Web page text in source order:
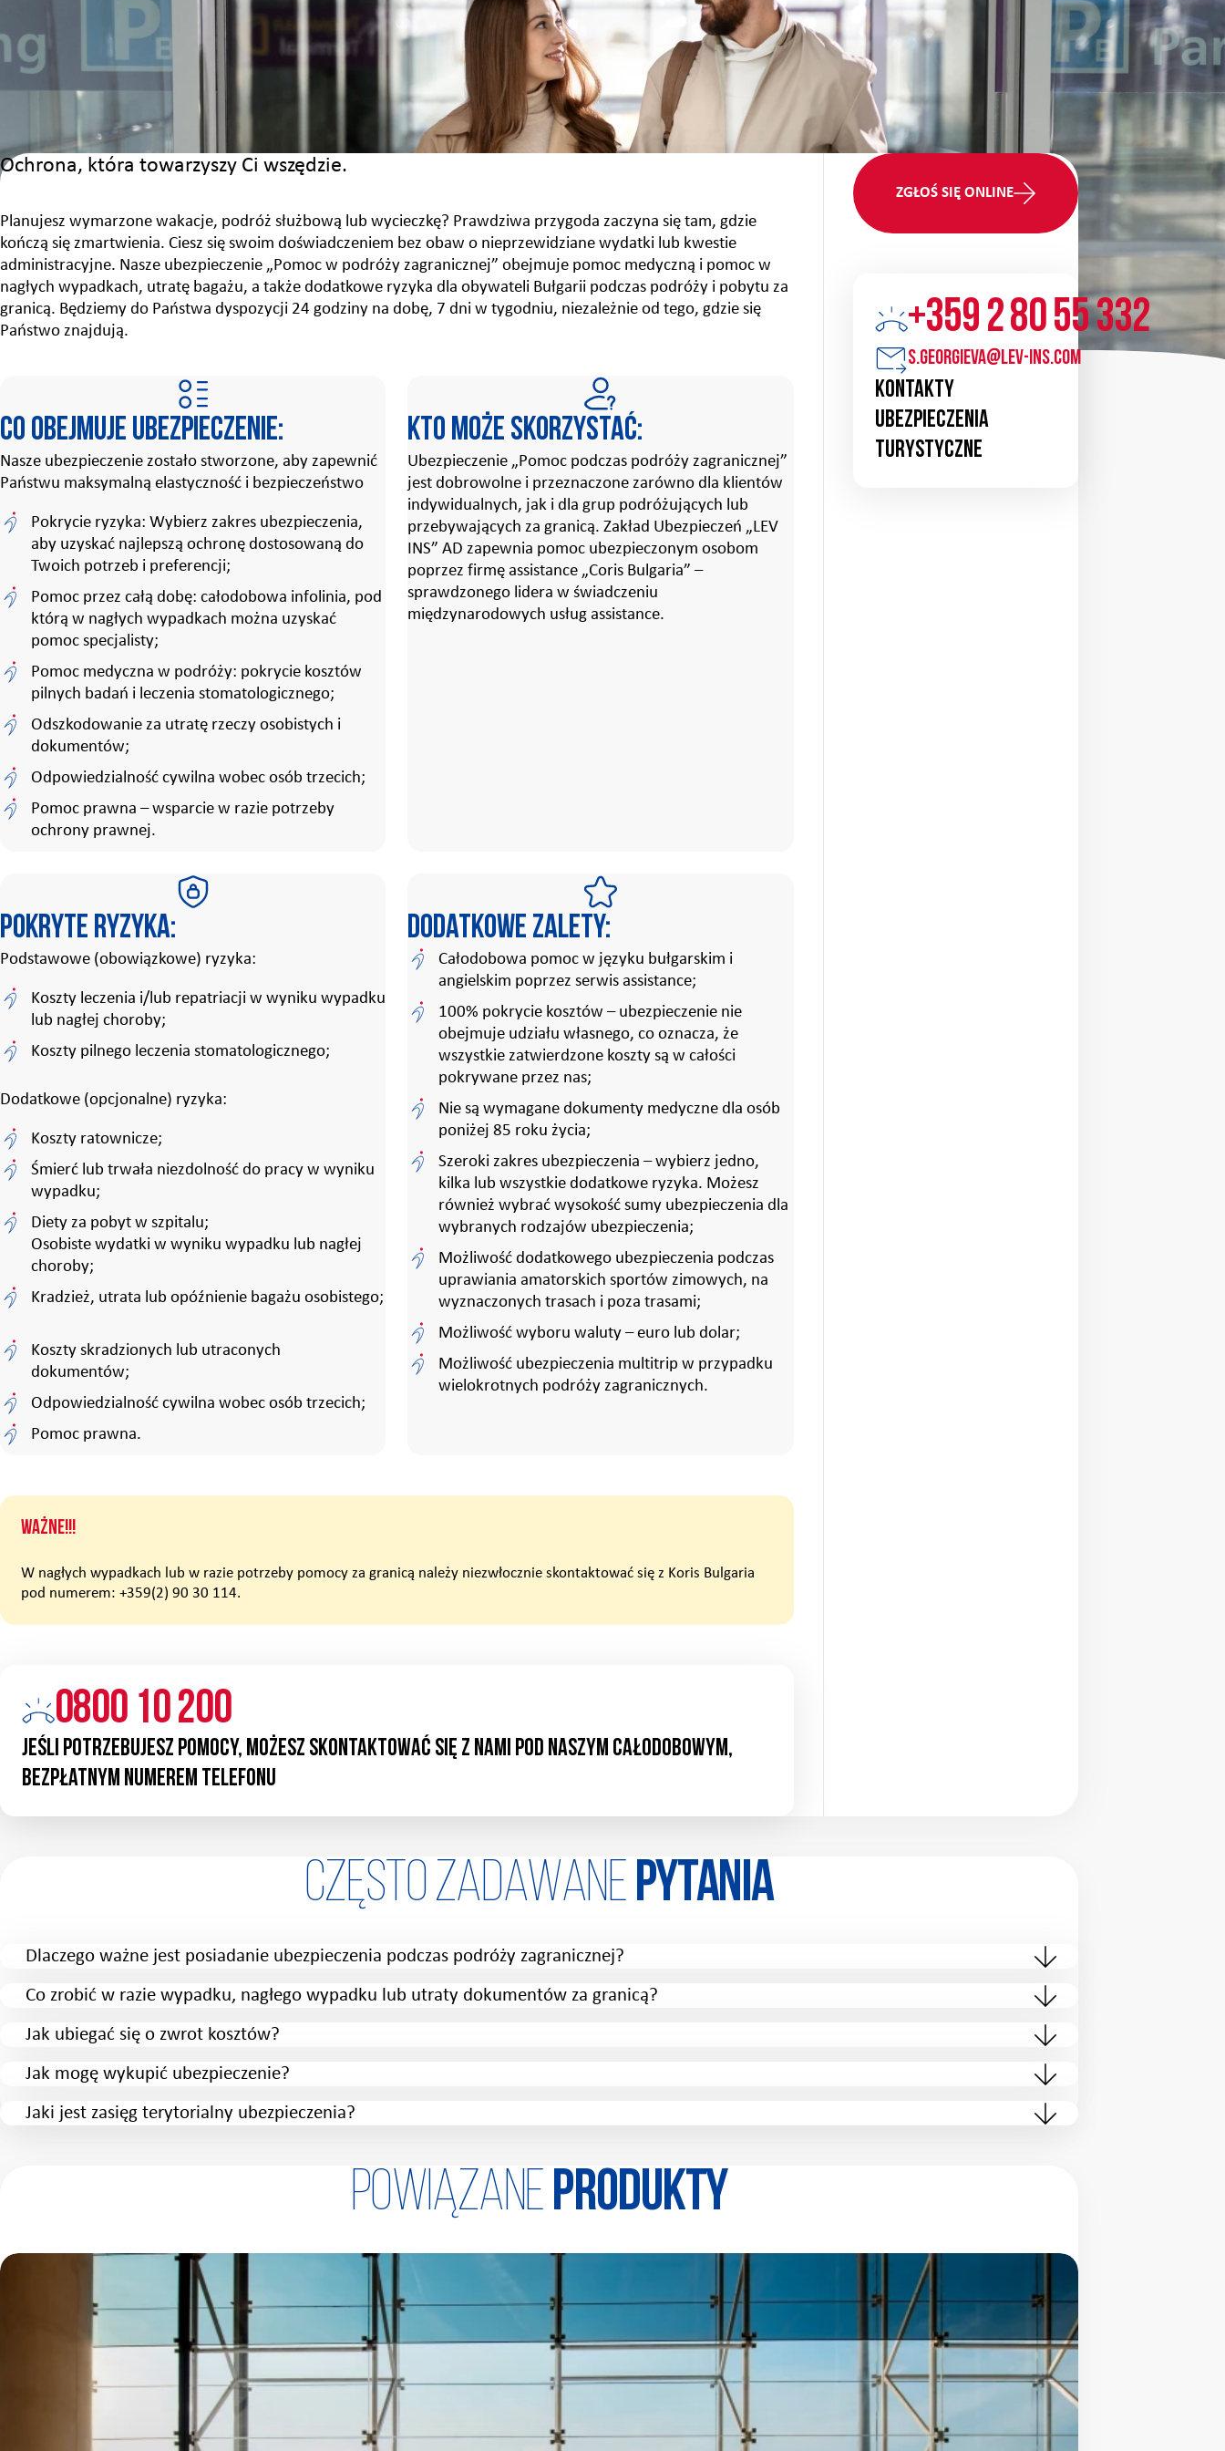
Ochrona, która towarzyszy Ci wszędzie.
Planujesz wymarzone wakacje, podróż służbową lub wycieczkę? Prawdziwa przygoda zaczyna się tam, gdzie
kończą się zmartwienia. Ciesz się swoim doświadczeniem bez obaw o nieprzewidziane wydatki lub kwestie
administracyjne. Nasze ubezpieczenie „Pomoc w podróży zagranicznej” obejmuje pomoc medyczną i pomoc w
nagłych wypadkach, utratę bagażu, a także dodatkowe ryzyka dla obywateli Bułgarii podczas podróży i pobytu za
granicą. Będziemy do Państwa dyspozycji 24 godziny na dobę, 7 dni w tygodniu, niezależnie od tego, gdzie się
Państwo znajdują.
Co obejmuje ubezpieczenie:
Nasze ubezpieczenie zostało stworzone, aby zapewnić
Państwu maksymalną elastyczność i bezpieczeństwo
Pokrycie ryzyka: Wybierz zakres ubezpieczenia,
aby uzyskać najlepszą ochronę dostosowaną do
Twoich potrzeb i preferencji;
Pomoc przez całą dobę: całodobowa infolinia, pod
którą w nagłych wypadkach można uzyskać
pomoc specjalisty;
Pomoc medyczna w podróży: pokrycie kosztów
pilnych badań i leczenia stomatologicznego;
Odszkodowanie za utratę rzeczy osobistych i
dokumentów;
Odpowiedzialność cywilna wobec osób trzecich;
Pomoc prawna – wsparcie w razie potrzeby
ochrony prawnej.
Kto może skorzystać:
Ubezpieczenie „Pomoc podczas podróży zagranicznej”
jest dobrowolne i przeznaczone zarówno dla klientów
indywidualnych, jak i dla grup podróżujących lub
przebywających za granicą. Zakład Ubezpieczeń „LEV
INS” AD zapewnia pomoc ubezpieczonym osobom
poprzez firmę assistance „Coris Bulgaria” –
sprawdzonego lidera w świadczeniu
międzynarodowych usług assistance.
Pokryte ryzyka:
Podstawowe (obowiązkowe) ryzyka:
Koszty leczenia i/lub repatriacji w wyniku wypadku
lub nagłej choroby;
Koszty pilnego leczenia stomatologicznego;
Dodatkowe (opcjonalne) ryzyka:
Koszty ratownicze;
Śmierć lub trwała niezdolność do pracy w wyniku
wypadku;
Diety za pobyt w szpitalu;
Osobiste wydatki w wyniku wypadku lub nagłej
choroby;
Kradzież, utrata lub opóźnienie bagażu osobistego;
Koszty skradzionych lub utraconych
dokumentów;
Odpowiedzialność cywilna wobec osób trzecich;
Pomoc prawna.
Dodatkowe zalety:
Całodobowa pomoc w języku bułgarskim i
angielskim poprzez serwis assistance;
100% pokrycie kosztów – ubezpieczenie nie
obejmuje udziału własnego, co oznacza, że
wszystkie zatwierdzone koszty są w całości
pokrywane przez nas;
Nie są wymagane dokumenty medyczne dla osób
poniżej 85 roku życia;
Szeroki zakres ubezpieczenia – wybierz jedno,
kilka lub wszystkie dodatkowe ryzyka. Możesz
również wybrać wysokość sumy ubezpieczenia dla
wybranych rodzajów ubezpieczenia;
Możliwość dodatkowego ubezpieczenia podczas
uprawiania amatorskich sportów zimowych, na
wyznaczonych trasach i poza trasami;
Możliwość wyboru waluty – euro lub dolar;
Możliwość ubezpieczenia multitrip w przypadku
wielokrotnych podróży zagranicznych.
WAŻNE!!!
W nagłych wypadkach lub w razie potrzeby pomocy za granicą należy niezwłocznie skontaktować się z Koris Bulgaria
pod numerem: +359(2) 90 30 114.
0800 10 200
Jeśli potrzebujesz pomocy, możesz skontaktować się z nami pod naszym całodobowym,
bezpłatnym numerem telefonu
ZGŁOŚ SIĘ ONLINE
+359 2 80 55 332
s.georgieva@lev-ins.com
Kontakty
ubezpieczenia
turystyczne
Często zadawanePytania
Dlaczego ważne jest posiadanie ubezpieczenia podczas podróży zagranicznej?
Co zrobić w razie wypadku, nagłego wypadku lub utraty dokumentów za granicą?
Jak ubiegać się o zwrot kosztów?
Jak mogę wykupić ubezpieczenie?
Jaki jest zasięg terytorialny ubezpieczenia?
Powiązaneprodukty